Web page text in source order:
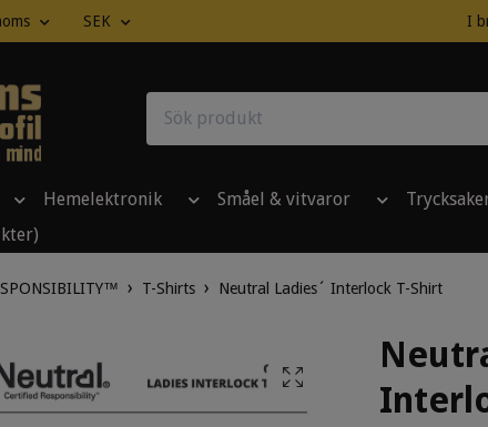
SEK I
Hemelektronik Småel & vitvaror
T-Shirts Neutral Ladies´ Interlock T-Shirt